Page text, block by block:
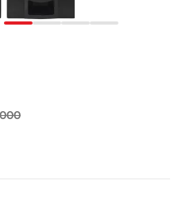
Aktif Karaoke 8 Inch PAS